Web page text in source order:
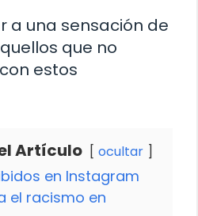
a una sensación de
que no
estos
Artículo ocultar
en Instagram
el racismo en